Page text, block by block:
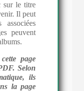
sur le titre
Il peut
peuvent
page
Selon
ils
la page